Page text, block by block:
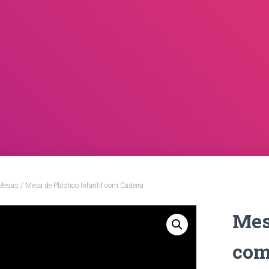
/ Mesa de Plástico Infantil com Cadeira